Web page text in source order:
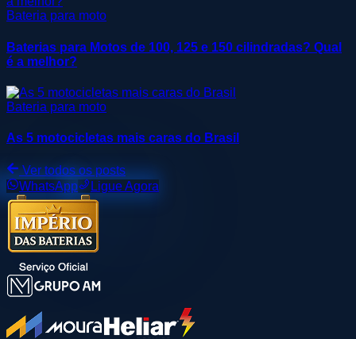
Bateria para moto
Baterias para Motos de 100, 125 e 150 cilindradas? Qual
é a melhor?
Bateria para moto
As 5 motocicletas mais caras do Brasil
Ver todos os posts
WhatsApp
Ligue Agora